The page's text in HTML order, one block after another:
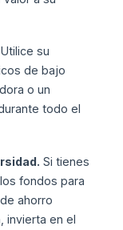
Utilice su
de bajo
o un
todo el
Si tienes
fondos para
ahorro
invierta en el